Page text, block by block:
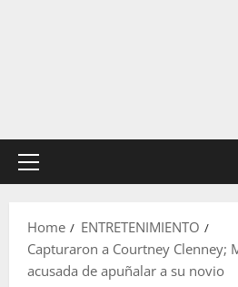
Primary
Home
ENTRETENIMIENTO
Capturaron a Courtney Clenney;
acusada de apuñalar a su novio